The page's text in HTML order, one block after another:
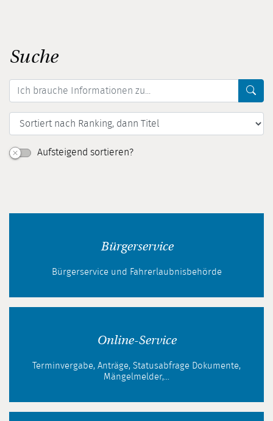
Suche
Aufsteigend sortieren?
Bürgerservice
Bürgerservice und Fahrerlaubnisbehörde
Online-Service
Terminvergabe, Anträge, Statusabfrage Dokumente,
Mängelmelder,...